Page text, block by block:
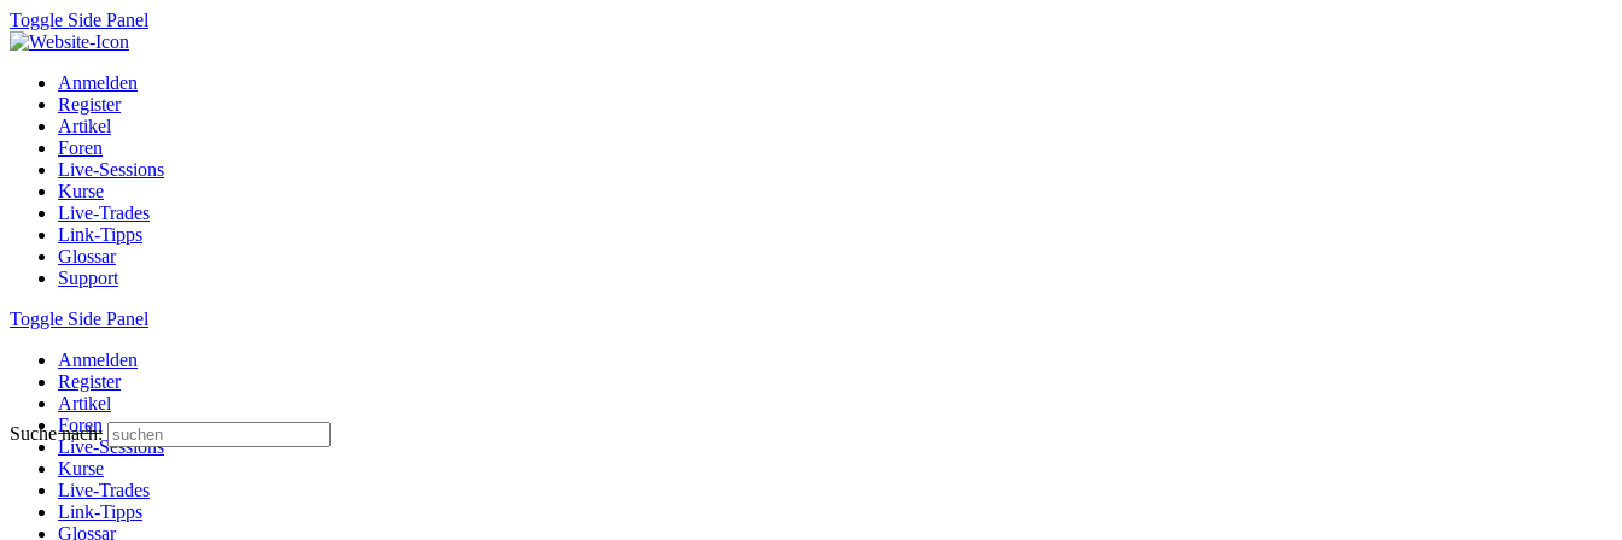
Toggle Side Panel
Anmelden
Register
Artikel
Foren
Live-Sessions
Kurse
Live-Trades
Link-Tipps
Glossar
Support
Toggle Side Panel
Anmelden
Register
Artikel
Foren
Live-Sessions
Kurse
Live-Trades
Link-Tipps
Glossar
Suche nach: